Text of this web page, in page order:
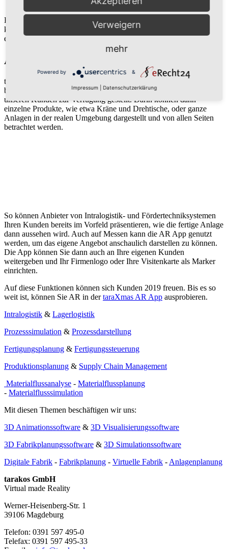
ein 10€-Schein (die Seite ohne Hologrammstreifen)
Haben Sie die Weihnachtskarte oder unser Logo nicht vorliegen,
können Sie sie entweder ausdrucken, oder Sie greifen einfach zu
einem 10-Euro-Schein.
Augmented Reality mit tarakos
taraXmas AR kann noch mehr, als Ihnen virtuelle Geschenke zu
bringen. Im nächsten Jahr wird die AR-App deutlich erweitert und
unseren Kunden zur Verfügung gestellt. Darin können dann
einzelne Produkte, wie etwa Kräne und Drehtische, oder ganze
Anlagen in der realen Umgebung dargestellt und von allen Seiten
betrachtet werden.
So können Anbieter von Intralogistik- und Fördertechniksystemen
Ihren Kunden bereits im Vorfeld präsentieren, wie die fertige Anlage
dann aussehen wird. Auch auf Messen kann die AR App genutzt
werden, um das eigene Angebot anschaulich darstellen zu können.
Die App können Sie dann auch an Ihre eigenen Kunden
weitergeben und Ihr Firmenlogo oder Ihre Visitenkarte als Marker
einrichten.
Auf diese Funktionen können sich Kunden 2019 freuen. Bis es so
weit ist, können Sie AR in dertaraXmas AR App ausprobieren.
Intralogistik & Lagerlogistik
Prozesssimulation & Prozessdarstellung
Fertigungsplanung & Fertigungssteuerung
Produktionsplanung & Supply Chain Management
Materialflussanalyse - Materialflussplanung
- Materialflusssimulation
Mit diesen Themen beschäftigen wir uns:
3D Animationssoftware & 3D Visualisierungssoftware
3D Fabrikplanungssoftware & 3D Simulationssoftware
Digitale Fabrik - Fabrikplanung - Virtuelle Fabrik -Anlagenplanung
tarakos GmbH
Virtual made Reality
Werner-Heisenberg-Str. 1
39106 Magdeburg
Telefon: 0391 597 495-0
Telefax: 0391 597 495-33
Verweigern
mehr
Powered by &
Impressum Datenschutzerklärung